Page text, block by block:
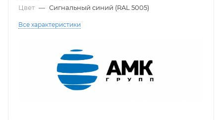
Цвет — Сигнальный синий (RAL 5005)
Все характеристики